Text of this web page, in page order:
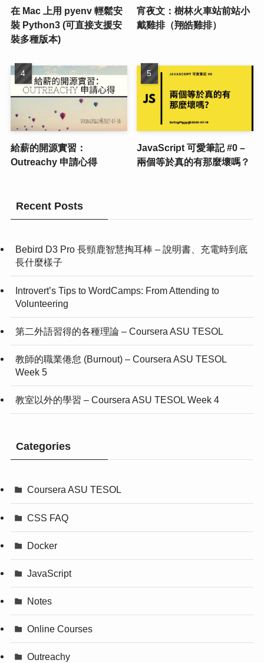
在 Mac 上用 pyenv 輕鬆安
裝 Python3 (可直接支援安
裝多種版本)
宵夜文：樹林火車站前站小
戴雞排（翔皓雞排）
給薪的開源實習：
Outreachy 申請心得
JavaScript 可愛筆記 #0 –
兩個等於真的有那麼壞嗎？
Recent Posts
Bebird D3 Pro 長頸鹿智慧掏耳棒 – 說明書、充電時到底
長什麼樣子
Introvert’s Tips to WordCamps: From Attending to
Volunteering
第二外語習得的各種理論 – Coursera ASU TESOL
教師的職業倦怠 (Burnout) – Coursera ASU TESOL
Week 5
教室以外的學習 – Coursera ASU TESOL Week 4
Categories
Coursera ASU TESOL
CSS FAQ
Docker
JavaScript
Notes
Online Courses
Outreachy